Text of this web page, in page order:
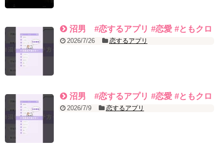
九尾狐外伝 メイキング03 ハン・イェスル
キム・テヒの弟イ・ワン♥イ・ボミ、今日（28日）結婚……
「ライフ・ オン・ マーズ」2019年11月2日TSUTAYAにて先行レンタ
ル開始！
(ENG SUB) Behind The Scene Hyun Bin 현빈❤️ 손예진 Son Ye Jin-
Crash Landing On You/ヒョンビン❤️ソンイェジン / エンジョイ❕
ら同僚芸能人から慰めの言葉が続々 – Taka News
グを一部公開（DVD-SET2特典映像より）
「まず熱く掃除せよ」女優キム・ユジョン、「健康がとても回復…
痩せたのはソン・ジェリムのせい!? 」 (11/26)
【裏芸能】キムユジョンの熱愛彼氏はあの大物俳優
しょ？” Big News TV
沼男 #恋するアプリ #恋愛 #ともクロ
2026/7/26 恋するアプリ
沼男 #恋するアプリ #恋愛 #ともクロ
2026/7/9 恋するアプリ